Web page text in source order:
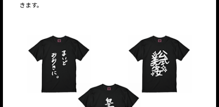
きます。